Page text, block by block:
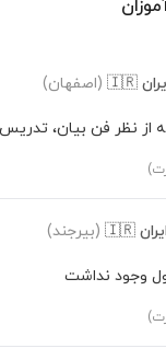
🇮🇷 (اصفهان)
نظر فن بیان، تدریس
🇮🇷 (بیرجند)
وجود نداشت